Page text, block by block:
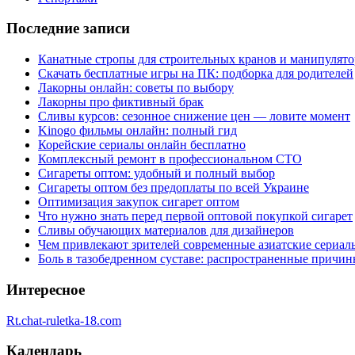
Последние записи
Канатные стропы для строительных кранов и
Скачать бесплатные игры на ПК: подборка для родителей
Лакорны онлайн: советы по выбору
Лакорны про фиктивный брак
Сливы курсов: сезонное снижение цен — ловите момент
Kinogo фильмы онлайн: полный гид
Корейские сериалы онлайн бесплатно
Комплексный ремонт в профессиональном СТО
Сигареты оптом: удобный и полный выбор
Сигареты оптом без предоплаты по всей Украине
Оптимизация закупок сигарет оптом
Что нужно знать перед первой оптовой покупкой сигарет
Сливы обучающих материалов для дизайнеров
Чем привлекают зрителей современные азиатские
Боль в тазобедренном суставе: распространенные
Интересное
Rt.chat-ruletka-18.com
Календарь